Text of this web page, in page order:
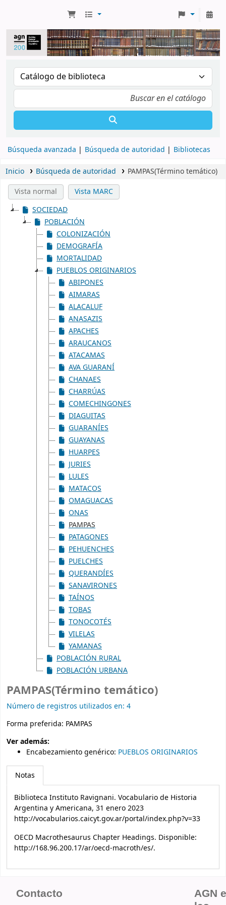
Búsqueda avanzada Búsqueda de autoridad Bibliotecas
Inicio Búsqueda de autoridad
PAMPAS(Término temático)
Vista normal
Vista MARC
SOCIEDAD
POBLACIÓN
COLONIZACIÓN
DEMOGRAFÍA
MORTALIDAD
PUEBLOS ORIGINARIOS
ABIPONES
AIMARAS
ALACALUF
ANASAZIS
APACHES
ARAUCANOS
ATACAMAS
AVA GUARANÍ
CHANAES
CHARRÚAS
COMECHINGONES
DIAGUITAS
GUARANÍES
GUAYANAS
HUARPES
JURIES
LULES
MATACOS
OMAGUACAS
ONAS
PAMPAS
PATAGONES
PEHUENCHES
PUELCHES
QUERANDÍES
SANAVIRONES
TAÍNOS
TOBAS
TONOCOTÉS
VILELAS
YAMANAS
POBLACIÓN RURAL
POBLACIÓN URBANA
PAMPAS(Término temático)
Número de registros utilizados en: 4
Forma preferida: PAMPAS
Ver además:
Encabezamiento genérico: PUEBLOS ORIGINARIOS
Notas
Biblioteca Instituto Ravignani. Vocabulario de Historia
Argentina y Americana, 31 enero 2023
http://vocabularios.caicyt.gov.ar/portal/index.php?v=33
OECD Macrothesaurus Chapter Headings. Disponible:
http://168.96.200.17/ar/oecd-macroth/es/.
Contacto
AGN